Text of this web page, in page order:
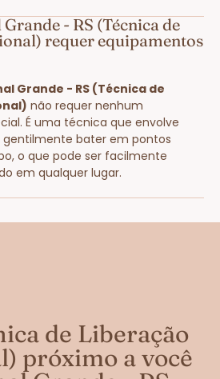
- RS (Técnica de
requer equipamentos
Grande - RS (Técnica de
não requer nenhum
É uma técnica que envolve
gentilmente bater em pontos
o que pode ser facilmente
em qualquer lugar.
de Liberação
próximo a você